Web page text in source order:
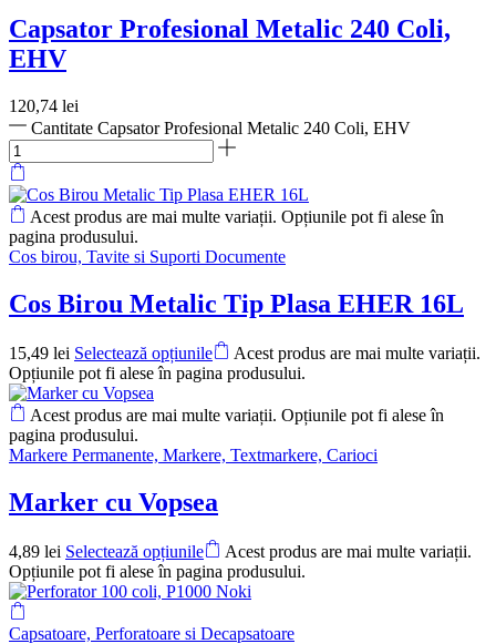
Capsator Profesional Metalic 240 Coli,
EHV
120,74 lei
Cantitate Capsator Profesional Metalic 240 Coli, EHV
Acest produs are mai multe variații. Opțiunile pot fi alese în
pagina produsului.
Cos birou, Tavite si Suporti Documente
Cos Birou Metalic Tip Plasa EHER 16L
15,49 lei Selectează opțiunile
Acest produs are mai multe variații.
Opțiunile pot fi alese în pagina produsului.
Acest produs are mai multe variații. Opțiunile pot fi alese în
pagina produsului.
Markere Permanente, Markere, Textmarkere, Carioci
Marker cu Vopsea
4,89 lei Selectează opțiunile
Acest produs are mai multe variații.
Opțiunile pot fi alese în pagina produsului.
Capsatoare, Perforatoare si Decapsatoare